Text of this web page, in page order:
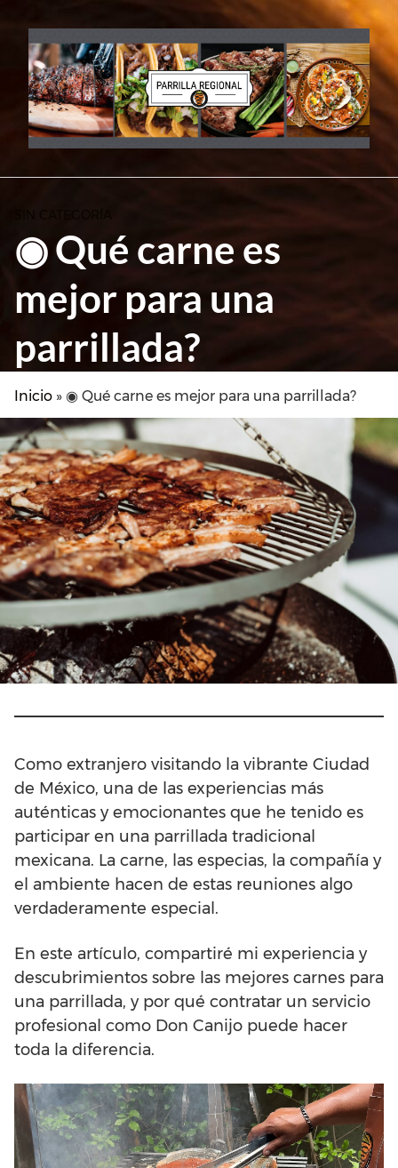
content
◉ Qué carne es
mejor para una
parrillada?
Inicio » ◉ Qué carne es mejor para una parrillada?
Como extranjero visitando la vibrante Ciudad
de México, una de las experiencias más
auténticas y emocionantes que he tenido es
participar en una parrillada tradicional
mexicana. La carne, las especias, la compañía y
el ambiente hacen de estas reuniones algo
verdaderamente especial.
En este artículo, compartiré mi experiencia y
descubrimientos sobre las mejores carnes para
una parrillada, y por qué contratar un servicio
profesional como Don Canijo puede hacer
toda la diferencia.